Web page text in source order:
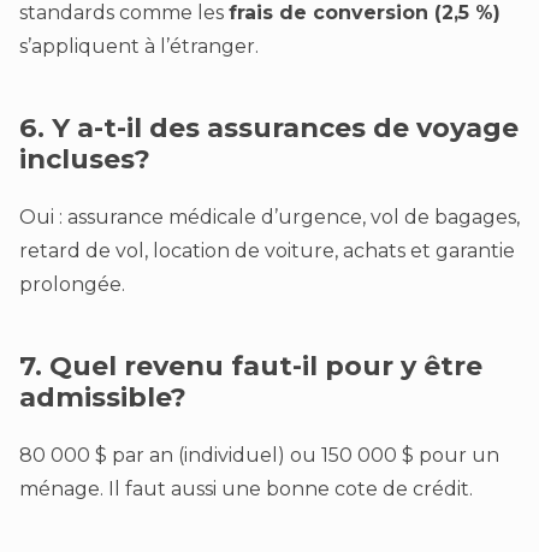
standards comme les frais de conversion (2,5 %)
s’appliquent à l’étranger.
6. Y a-t-il des assurances de voyage
incluses?
Oui : assurance médicale d’urgence, vol de bagages,
retard de vol, location de voiture, achats et garantie
prolongée.
7. Quel revenu faut-il pour y être
admissible?
80 000 $ par an (individuel) ou 150 000 $ pour un
ménage. Il faut aussi une bonne cote de crédit.